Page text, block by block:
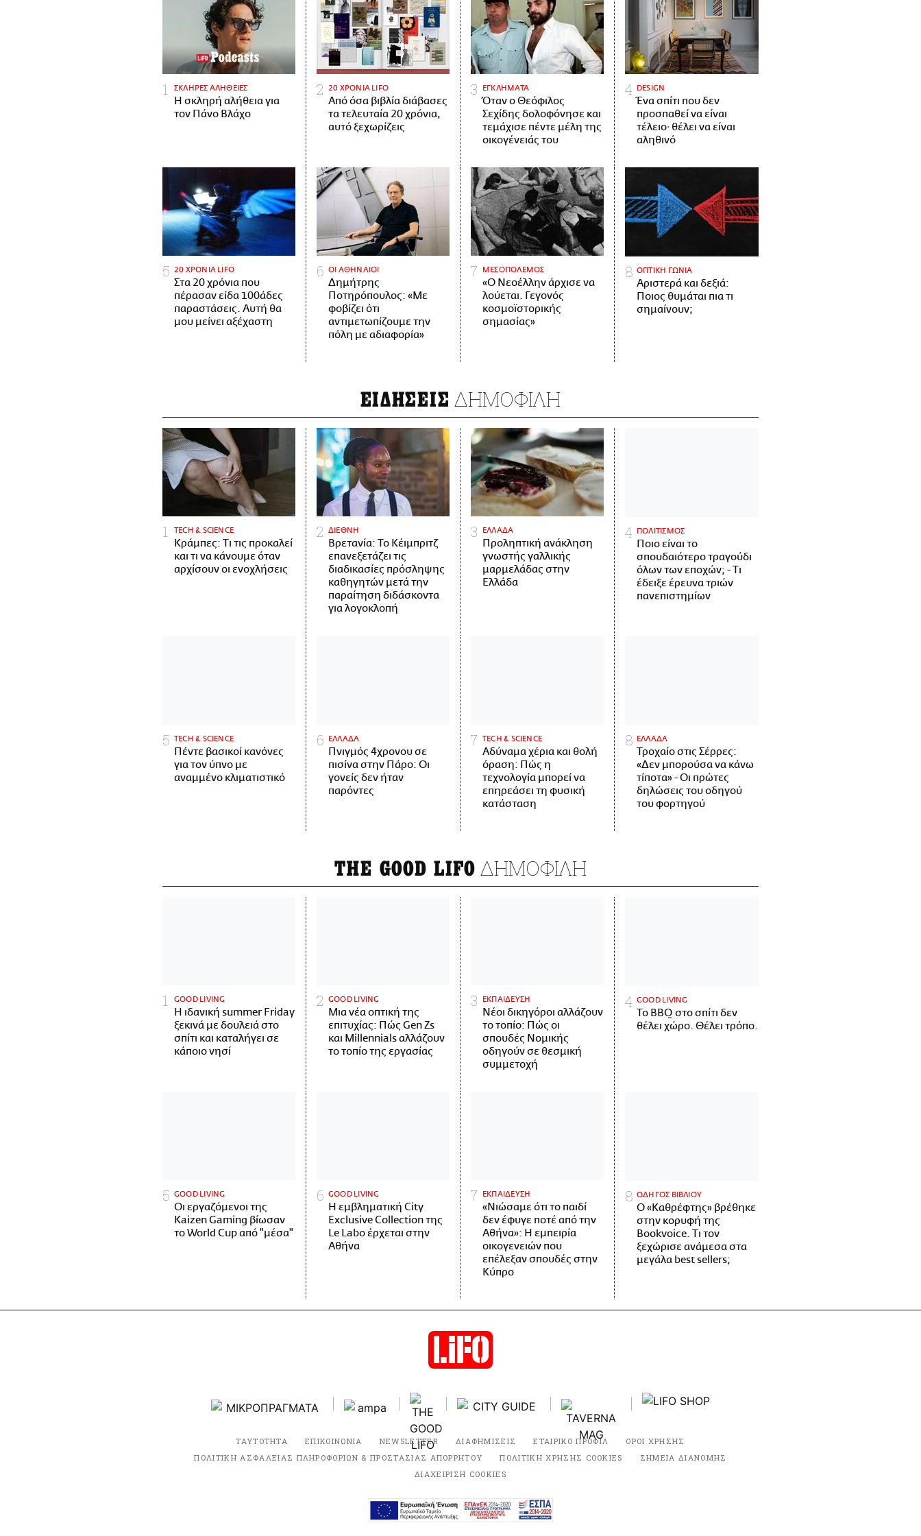
ΣΚΛΗΡΕΣ ΑΛΗΘΕΙΕΣ
H σκληρή αλήθεια για
τον Πάνο Βλάχο
20 ΧΡΟΝΙΑ LIFO
Από όσα βιβλία διάβασες
τα τελευταία 20 χρόνια,
αυτό ξεχωρίζεις
ΕΓΚΛΗΜΑΤΑ
Όταν ο Θεόφιλος
Σεχίδης δολοφόνησε και
τεμάχισε πέντε μέλη της
οικογένειάς του
DESIGN
Ένα σπίτι που δεν
προσπαθεί να είναι
τέλειο· θέλει να είναι
αληθινό
20 ΧΡΟΝΙΑ LIFO
Στα 20 χρόνια που
πέρασαν είδα 100άδες
παραστάσεις. Αυτή θα
μου μείνει αξέχαστη
ΟΙ ΑΘΗΝΑΙΟΙ
Δημήτρης
Ποτηρόπουλος: «Με
φοβίζει ότι
αντιμετωπίζουμε την
πόλη με αδιαφορία»
ΜΕΣΟΠΟΛΕΜΟΣ
«Ο Νεοέλλην άρχισε να
λούεται. Γεγονός
κοσμοϊστορικής
σημασίας»
ΟΠΤΙΚΗ ΓΩΝΙΑ
Αριστερά και δεξιά:
Ποιος θυμάται πια τι
σημαίνουν;
ΕΙΔΗΣΕΙΣ ΔΗΜΟΦΙΛΗ
ΤECH & SCIENCE
Κράμπες: Τι τις προκαλεί
και τι να κάνουμε όταν
αρχίσουν οι ενοχλήσεις
ΔΙΕΘΝΗ
Βρετανία: Το Κέιμπριτζ
επανεξετάζει τις
διαδικασίες πρόσληψης
καθηγητών μετά την
παραίτηση διδάσκοντα
για λογοκλοπή
ΕΛΛΑΔΑ
Προληπτική ανάκληση
γνωστής γαλλικής
μαρμελάδας στην
Ελλάδα
ΠΟΛΙΤΙΣΜΟΣ
Ποιο είναι το
σπουδαιότερο τραγούδι
όλων των εποχών; - Τι
έδειξε έρευνα τριών
πανεπιστημίων
ΤECH & SCIENCE
Πέντε βασικοί κανόνες
για τον ύπνο με
αναμμένο κλιματιστικό
ΕΛΛΑΔΑ
Πνιγμός 4χρονου σε
πισίνα στην Πάρο: Οι
γονείς δεν ήταν
παρόντες
ΤECH & SCIENCE
Αδύναμα χέρια και θολή
όραση: Πώς η
τεχνολογία μπορεί να
επηρεάσει τη φυσική
κατάσταση
ΕΛΛΑΔΑ
Τροχαίο στις Σέρρες:
«Δεν μπορούσα να κάνω
τίποτα» - Οι πρώτες
δηλώσεις του οδηγού
του φορτηγού
THE GOOD LIFO ΔΗΜΟΦΙΛΗ
GOOD LIVING
Η ιδανική summer Friday
ξεκινά με δουλειά στο
σπίτι και καταλήγει σε
κάποιο νησί
GOOD LIVING
Μια νέα οπτική της
επιτυχίας: Πώς Gen Zs
και Millennials αλλάζουν
το τοπίο της εργασίας
ΕΚΠΑΙΔΕΥΣΗ
Νέοι δικηγόροι αλλάζουν
το τοπίο: Πώς οι
σπουδές Νομικής
οδηγούν σε θεσμική
συμμετοχή
GOOD LIVING
Το BBQ στο σπίτι δεν
θέλει χώρο. Θέλει τρόπο.
GOOD LIVING
Οι εργαζόμενοι της
Kaizen Gaming βίωσαν
το World Cup από "μέσα"
GOOD LIVING
Η εμβληματική City
Exclusive Collection της
Le Labo έρχεται στην
Αθήνα
ΕΚΠΑΙΔΕΥΣΗ
«Νιώσαμε ότι το παιδί
δεν έφυγε ποτέ από την
Αθήνα»: Η εμπειρία
οικογενειών που
επέλεξαν σπουδές στην
Κύπρο
ΟΔΗΓΟΣ ΒΙΒΛΙΟΥ
Ο «Καθρέφτης» βρέθηκε
στην κορυφή της
Bookvoice. Τι τον
ξεχώρισε ανάμεσα στα
μεγάλα best sellers;
ΤΑΥΤΟΤΗΤΑ ΕΠΙΚΟΙΝΩΝΙΑ NEWSLETTER ΔΙΑΦΗΜΙΣΕΙΣ ΕΤΑΙΡΙΚΟ ΠΡΟΦΙΛ
ΟΡΟΙ ΧΡΗΣΗΣ
ΠΟΛΙΤΙΚΗ ΑΣΦΑΛΕΙΑΣ ΠΛΗΡΟΦΟΡΙΩΝ & ΠΡΟΣΤΑΣΙΑΣ ΑΠΟΡΡΗΤΟΥ
ΠΟΛΙΤΙΚΗ ΧΡΗΣΗΣ COOKIES
ΣΗΜΕΙΑ ΔΙΑΝΟΜΗΣ
ΔΙΑΧΕΙΡΙΣΗ COOKIES